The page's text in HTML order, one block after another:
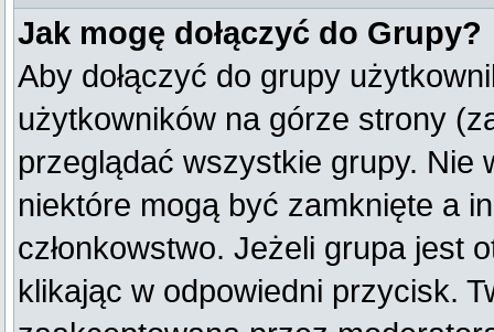
Jak mogę dołączyć do Grupy?
Aby dołączyć do grupy
użytkowników na górze strony
przeglądać wszystkie grupy. Nie
niektóre mogą być zamknięte a
członkowstwo. Jeżeli grupa jest
klikając w odpowiedni przycisk.